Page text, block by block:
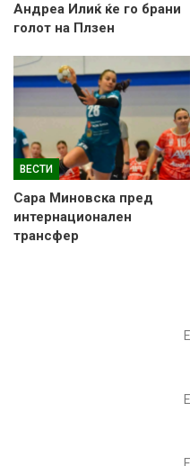
Андреа Илиќ ќе го брани
голот на Плзен
ВЕСТИ
Сара Миновска пред
интернационален
трансфер